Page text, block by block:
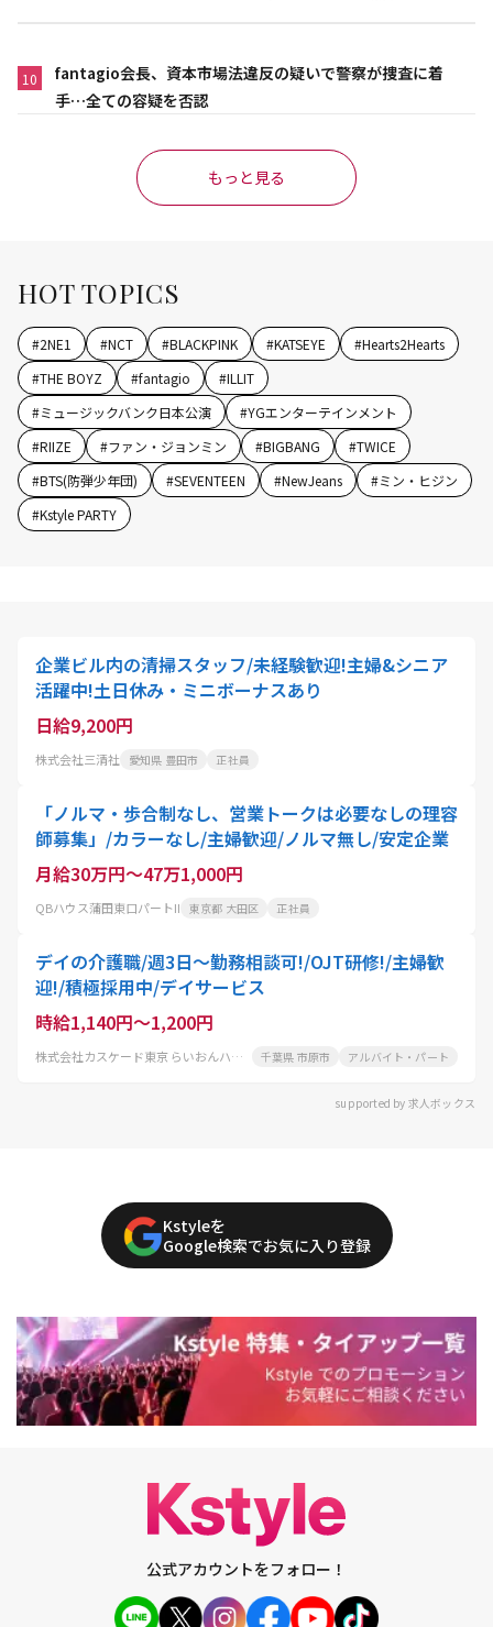
10
fantagio会長、資本市場法違反の疑いで警察が捜査に着
手…全ての容疑を否認
もっと見る
HOT TOPICS
#2NE1 #NCT #BLACKPINK #KATSEYE #Hearts2Hearts
#THE BOYZ #fantagio #ILLIT
#ミュージックバンク日本公演 #YGエンターテインメント
#RIIZE #ファン・ジョンミン #BIGBANG #TWICE
#BTS(防弾少年団) #SEVENTEEN #NewJeans #ミン・ヒジン
#Kstyle PARTY
企業ビル内の清掃スタッフ/未経験歓迎!主婦&シニア
活躍中!土日休み・ミニボーナスあり
日給9,200円
株式会社三清社 愛知県 豊田市 正社員
「ノルマ・歩合制なし、営業トークは必要なしの理容
師募集」/カラーなし/主婦歓迎/ノルマ無し/安定企業
月給30万円～47万1,000円
QBハウス蒲田東口パートII 東京都 大田区 正社員
デイの介護職/週3日～勤務相談可!/OJT研修!/主婦歓
迎!/積極採用中/デイサービス
時給1,140円～1,200円
株式会社カスケード東京 らいおんハートリハビリ温泉デイサービス五井 千葉県 市原市 アルバイト・パート
supported by 求人ボックス
Kstyleを
Google検索でお気に入り登録
公式アカウントをフォロー！